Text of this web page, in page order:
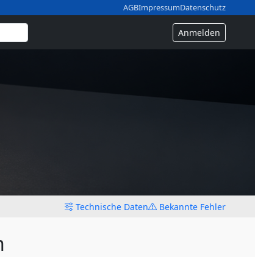
AGBImpressumDatenschutz
Anmelden
Technische Daten Bekannte Fehler